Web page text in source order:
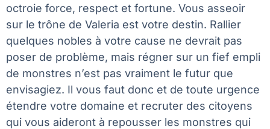
octroie force, respect et fortune. Vous asseoir
sur le trône de Valeria est votre destin. Rallier
quelques nobles à votre cause ne devrait pas
poser de problème, mais régner sur un fief empli
de monstres n’est pas vraiment le futur que
envisagiez. Il vous faut donc et de toute urgence
étendre votre domaine et recruter des citoyens
qui vous aideront à repousser les monstres qui